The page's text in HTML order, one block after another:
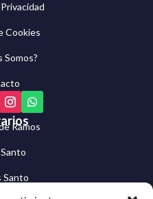
Cookies
Somos?
Ramos
Santo